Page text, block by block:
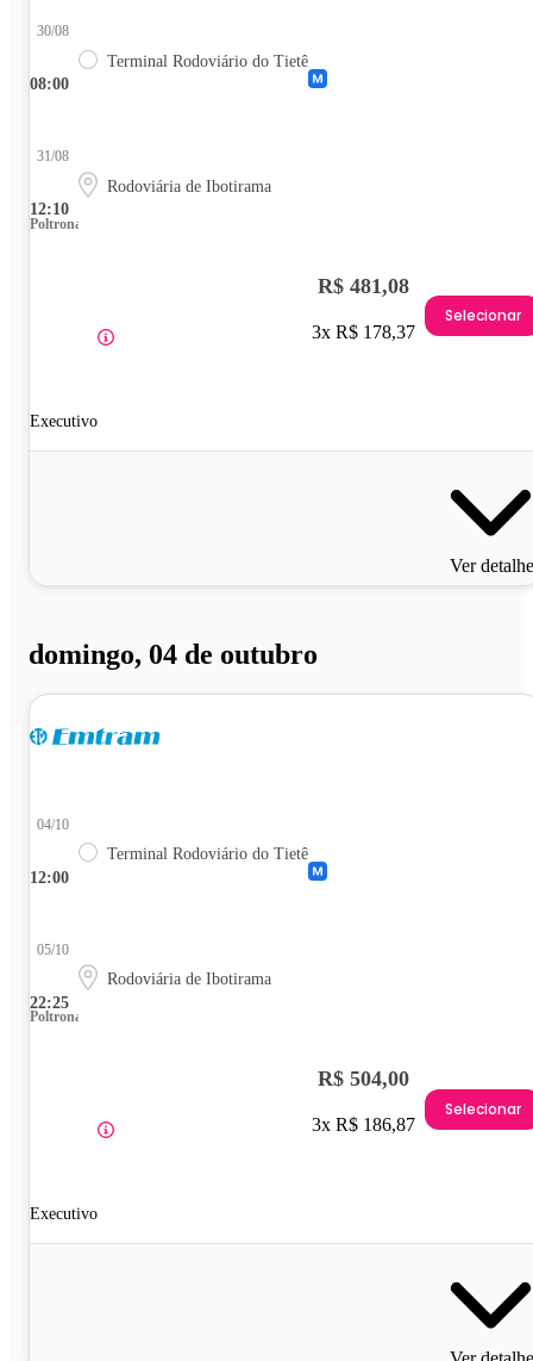
08:00
30/08
Terminal Rodoviário do Tietê
12:10
31/08
Rodoviária de Ibotirama
Poltrona
Executivo
R$ 481,08
3x R$ 178,37
Selecionar
Ver
domingo, 04 de outubro
12:00
04/10
Terminal Rodoviário do Tietê
22:25
05/10
Rodoviária de Ibotirama
Poltrona
Executivo
R$ 504,00
3x R$ 186,87
Selecionar